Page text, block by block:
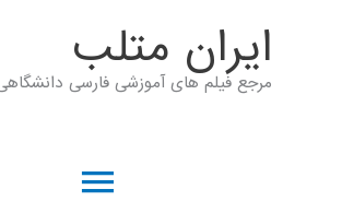
ايران متلب
مرجع فیلم های آموزشی فارسی
فهرست